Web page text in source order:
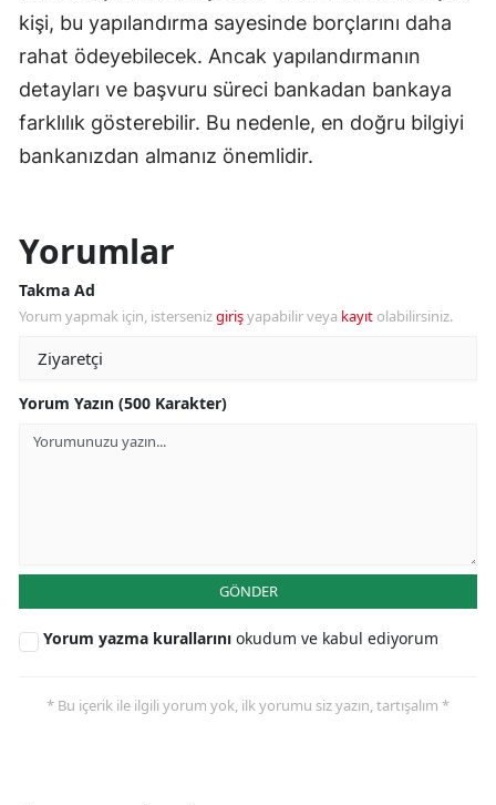
kişi, bu yapılandırma sayesinde borçlarını daha
rahat ödeyebilecek. Ancak yapılandırmanın
detayları ve başvuru süreci bankadan bankaya
farklılık gösterebilir. Bu nedenle, en doğru bilgiyi
bankanızdan almanız önemlidir.
Yorumlar
Takma Ad
Yorum yapmak için, istersenizgirişyapabilir veya kayıt olabilirsiniz.
Yorum Yazın (500 Karakter)
GÖNDER
Yorum yazma kurallarını okudum ve kabul ediyorum
* Bu içerik ile ilgili yorum yok, ilk yorumu siz yazın, tartışalım *